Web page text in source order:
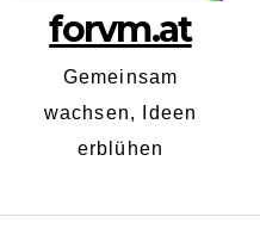
forvm.at
Gemeinsam
wachsen, Ideen
erblühen